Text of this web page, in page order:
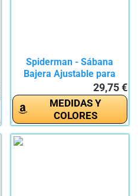
Spiderman - Sábana
Bajera Ajustable para
29,75 €
MEDIDAS Y
COLORES